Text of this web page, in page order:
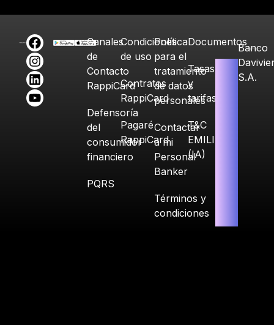
Canales
de
Contacto
RappiCard
Defensoría
del
consumidor
financiero
PQRS
Condiciones
de uso
Contratos
RappiCard
Pagaré
RappiCard
Política
para el
tratamiento
de datos
personales
Contactar
a mi
Personal
Banker
Términos y
condiciones
Documentos
Tasas
y
tarifas
T&C
EMILIA
(IA)
Banco
S.A.